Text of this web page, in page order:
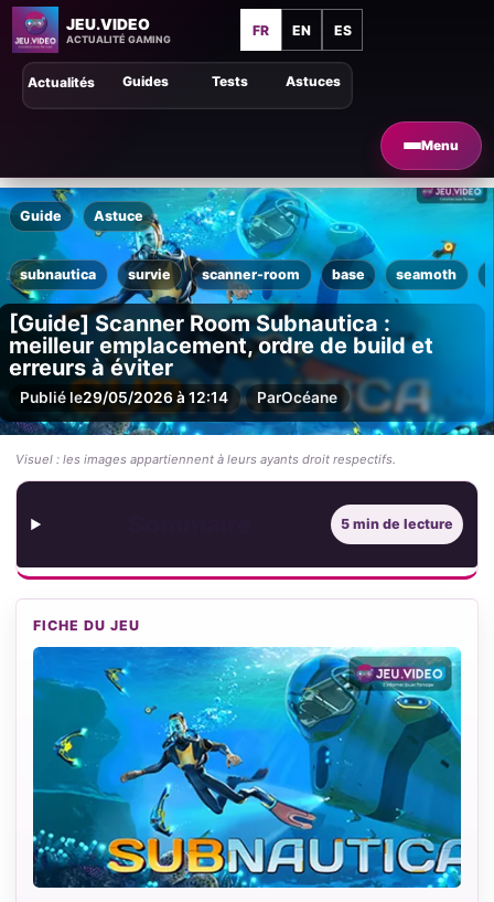
JEU.VIDEO
ACTUALITÉ GAMING
FR EN ES
Menu
Astuces
Guides Tests
Actualités
Guide Astuce
subnautica survie scanner-room base seamoth
[Guide] Scanner Room Subnautica :
meilleur emplacement, ordre de build et
erreurs à éviter
Publié le29/05/2026 à 12:14 ParOcéane
Visuel : les images appartiennent à leurs ayants droit respectifs.
5 min de lecture
FICHE DU JEU